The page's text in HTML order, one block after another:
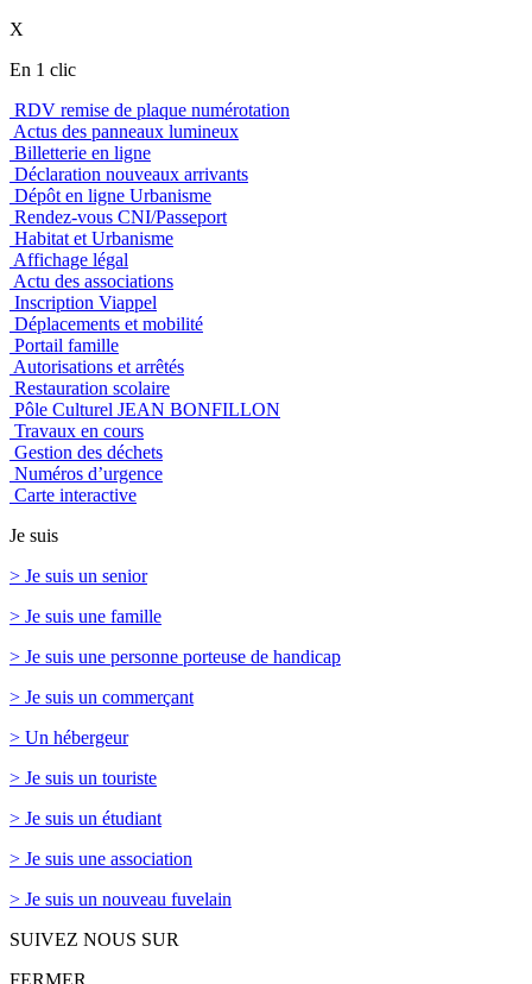
X
En 1 clic
RDV remise de plaque numérotation
Actus des panneaux lumineux
Billetterie en ligne
Déclaration nouveaux arrivants
Dépôt en ligne Urbanisme
Rendez-vous CNI/Passeport
Habitat et Urbanisme
Affichage légal
Actu des associations
Inscription Viappel
Déplacements et mobilité
Portail famille
Autorisations et arrêtés
Restauration scolaire
Pôle Culturel JEAN BONFILLON
Travaux en cours
Gestion des déchets
Numéros d’urgence
Carte interactive
Je suis
> Je suis un senior
> Je suis une famille
> Je suis une personne porteuse de handicap
> Je suis un commerçant
> Un hébergeur
> Je suis un touriste
> Je suis un étudiant
> Je suis une association
> Je suis un nouveau fuvelain
SUIVEZ NOUS SUR
FERMER